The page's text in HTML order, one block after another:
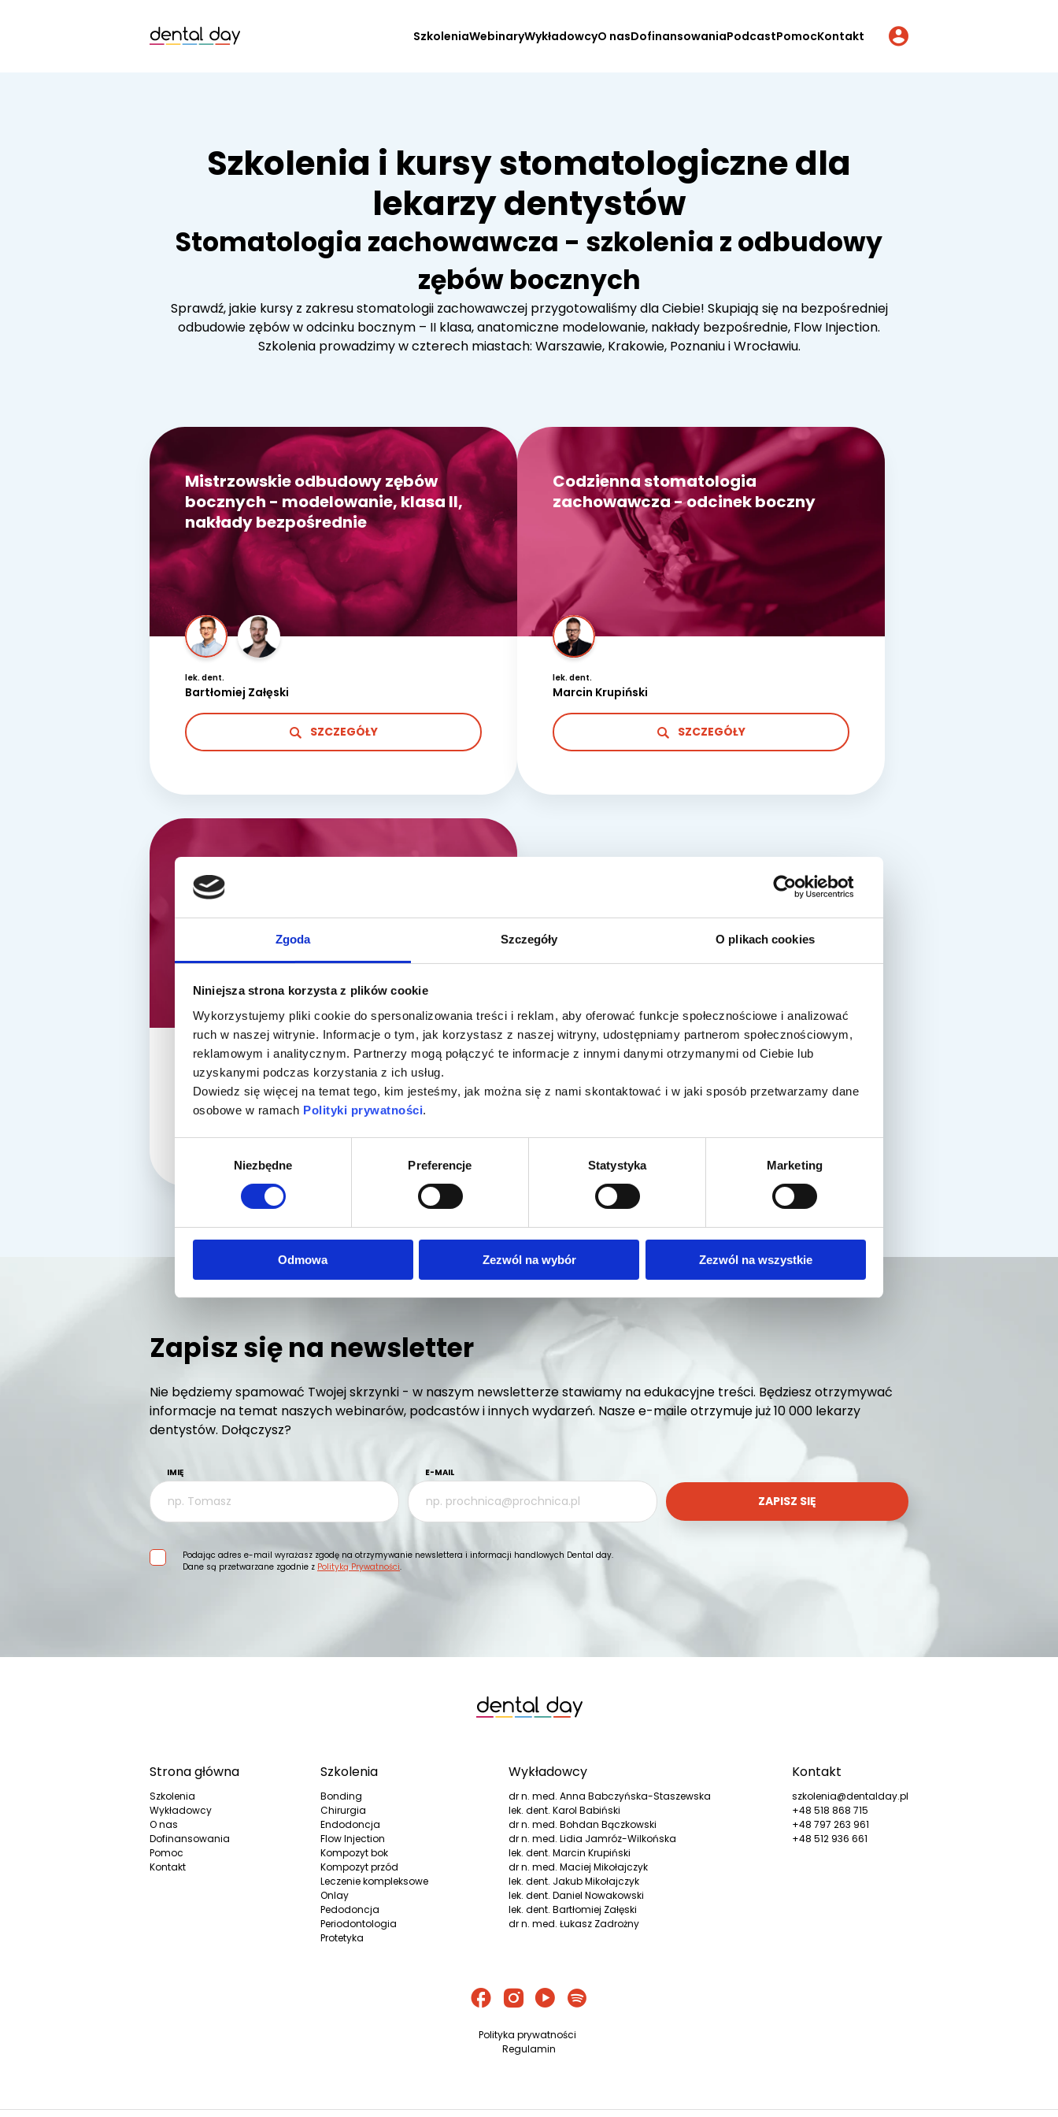
Zgoda Szczegóły O plikach cookies
Niniejsza strona korzysta z plików cookie
Wykorzystujemy pliki cookie do spersonalizowania treści i reklam, aby oferować funkcje społecznościowe i analizować
ruch w naszej witrynie. Informacje o tym, jak korzystasz z naszej witryny, udostępniamy partnerom społecznościowym,
reklamowym i analitycznym. Partnerzy mogą połączyć te informacje z innymi danymi otrzymanymi od Ciebie lub
uzyskanymi podczas korzystania z ich usług.
Dowiedz się więcej na temat tego, kim jesteśmy, jak można się z nami skontaktować i w jaki sposób przetwarzamy dane
osobowe w ramach Polityki prywatności.
Niezbędne Preferencje Statystyka Marketing
Odmowa Zezwól na wybór Zezwól na wszystkie
SzkoleniaWebinaryWykładowcyO nasDofinansowaniaPodcastPomocKontakt
Szkolenia i kursy stomatologiczne dla
lekarzy dentystów
Stomatologia zachowawcza - szkolenia z odbudowy
zębów bocznych
Sprawdź, jakie kursy z zakresu stomatologii zachowawczej przygotowaliśmy dla Ciebie! Skupiają się na bezpośredniej
odbudowie zębów w odcinku bocznym – II klasa, anatomiczne modelowanie, nakłady bezpośrednie, Flow Injection.
Szkolenia prowadzimy w czterech miastach: Warszawie, Krakowie, Poznaniu i Wrocławiu.
Mistrzowskie odbudowy zębów
bocznych - modelowanie, klasa II,
nakłady bezpośrednie
lek. dent.
Bartłomiej Załęski
SZCZEGÓŁY
Codzienna stomatologia
zachowawcza - odcinek boczny
lek. dent.
Marcin Krupiński
SZCZEGÓŁY
Flow Injection Technique
lek. dent.
Daniel Nowakowski
Zapisz się na newsletter
Nie będziemy spamować Twojej skrzynki - w naszym newsletterze stawiamy na edukacyjne treści. Będziesz otrzymywać
informacje na temat naszych webinarów, podcastów i innych wydarzeń. Nasze e-maile otrzymuje już 10 000 lekarzy
dentystów. Dołączysz?
IMIĘ E-MAIL
ZAPISZ SIĘ
Podając adres e-mail wyrażasz zgodę na otrzymywanie newslettera i informacji handlowych Dental day.
Dane są przetwarzane zgodnie z Polityką Prywatności.
Strona główna
Szkolenia
Wykładowcy
O nas
Dofinansowania
Pomoc
Kontakt
Szkolenia
Bonding
Chirurgia
Endodoncja
Flow Injection
Kompozyt bok
Kompozyt przód
Leczenie kompleksowe
Onlay
Pedodoncja
Periodontologia
Protetyka
Wykładowcy
dr n. med. Anna Babczyńska-Staszewska
lek. dent. Karol Babiński
dr n. med. Bohdan Bączkowski
dr n. med. Lidia Jamróz-Wilkońska
lek. dent. Marcin Krupiński
dr n. med. Maciej Mikołajczyk
lek. dent. Jakub Mikołajczyk
lek. dent. Daniel Nowakowski
lek. dent. Bartłomiej Załęski
dr n. med. Łukasz Zadrożny
Kontakt
szkolenia@dentalday.pl
+48 518 868 715
+48 797 263 961
+48 512 936 661
Polityka prywatności
Regulamin